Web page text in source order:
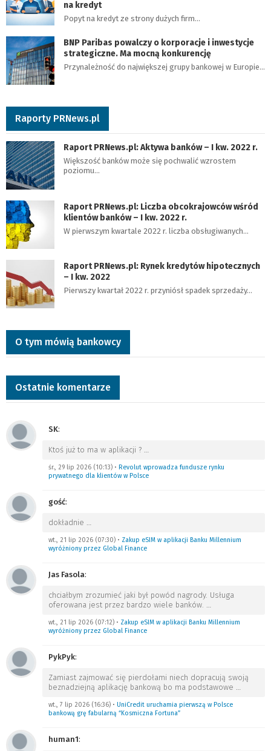
na kredyt
Popyt na kredyt ze strony dużych firm…
BNP Paribas powalczy o korporacje i inwestycje
strategiczne. Ma mocną konkurencję
Przynależność do największej grupy bankowej w Europie…
Raporty PRNews.pl
Raport PRNews.pl: Aktywa banków – I kw. 2022 r.
Większość banków może się pochwalić wzrostem
poziomu…
Raport PRNews.pl: Liczba obcokrajowców wśród
klientów banków – I kw. 2022 r.
W pierwszym kwartale 2022 r. liczba obsługiwanych…
Raport PRNews.pl: Rynek kredytów hipotecznych
– I kw. 2022
Pierwszy kwartał 2022 r. przyniósł spadek sprzedaży…
O tym mówią bankowcy
Ostatnie komentarze
SK:
Ktoś już to ma w aplikacji ? …
śr., 29 lip 2026 (10:13) • Revolut wprowadza fundusze rynku
prywatnego dla klientów w Polsce
gość:
dokładnie …
wt., 21 lip 2026 (07:30) • Zakup eSIM w aplikacji Banku Millennium
wyróżniony przez Global Finance
Jas Fasola:
chciałbym zrozumieć jaki był powód nagrody. Usługa
oferowana jest przez bardzo wiele banków. …
wt., 21 lip 2026 (07:12) • Zakup eSIM w aplikacji Banku Millennium
wyróżniony przez Global Finance
PykPyk:
Zamiast zajmować się pierdołami niech dopracują swoją
beznadziejną aplikację bankową bo ma podstawowe …
wt., 7 lip 2026 (16:36) • UniCredit uruchamia pierwszą w Polsce
bankową grę fabularną “Kosmiczna Fortuna”
human1: